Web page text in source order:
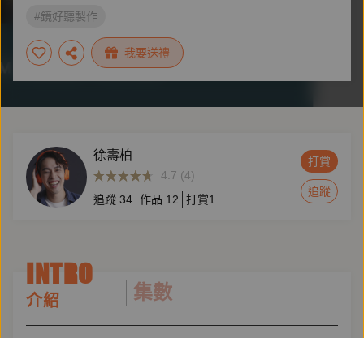
#鏡好聽製作
我要送禮
徐壽柏
4.7 (4)
追蹤 34 作品 12 打賞1
打賞
追蹤
INTRO
介紹 集數